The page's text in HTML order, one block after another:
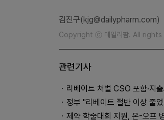
김진구(kjg@dailypharm.com)
Copyright ⓒ 데일리팜. All rights
관련기사
리베이트 처벌 CSO 포함·지
정부 "리베이트 절반 이상 줄
제약 학술대회 지원, 온-오프